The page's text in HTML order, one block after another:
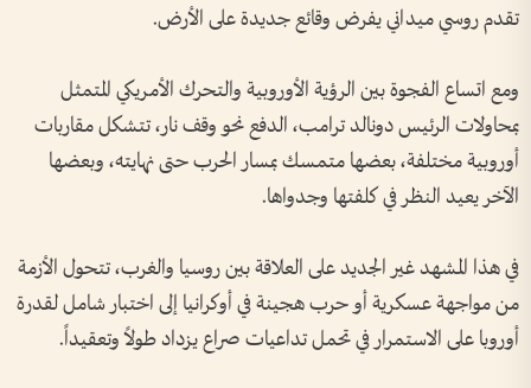
تقدم روسي ميداني يفرض وقائع جديدة على الأرض.
ومع اتساع الفجوة بين الرؤية الأوروبية والتحرك الأمريكي المتمثل
بمحاولات الرئيس دونالد ترامب، الدفع نحو وقف نار، تتشكل مقاربات
أوروبية مختلفة، بعضها متمسك بمسار الحرب حتى نهايته، وبعضها
الآخر يعيد النظر في كلفتها وجدواها.
في هذا المشهد غير الجديد على العلاقة بين روسيا والغرب، تتحول الأزمة
من مواجهة عسكرية أو حرب هجينة في أوكرانيا إلى اختبار شامل لقدرة
أوروبا على الاستمرار في تحمل تداعيات صراع يزداد طولاً وتعقيداً.